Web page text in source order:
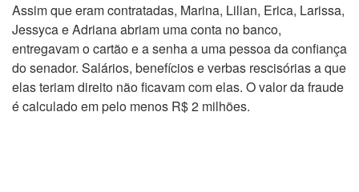
Assim que eram contratadas, Marina, Lilian, Erica, Larissa,
Jessyca e Adriana abriam uma conta no banco,
entregavam o cartão e a senha a uma pessoa da confiança
do senador. Salários, benefícios e verbas rescisórias a que
elas teriam direito não ficavam com elas. O valor da fraude
é calculado em pelo menos R$ 2 milhões.